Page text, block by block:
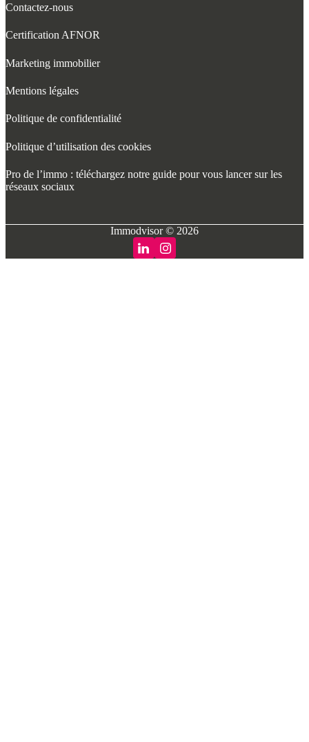
Contactez-nous
Certification AFNOR
Marketing immobilier
Mentions légales
Politique de confidentialité
Politique d’utilisation des cookies
Pro de l’immo : téléchargez notre guide pour vous lancer sur les
réseaux sociaux
Immodvisor © 2026